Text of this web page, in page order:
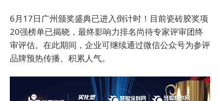
6月17日广州颁奖盛典已进入倒计时！目前瓷砖胶奖项
20强榜单已揭晓，最终影响力排名尚待专家评审团终
审评估。在此期间，企业可继续通过微信公众号为参评
品牌预热传播、积累人气。